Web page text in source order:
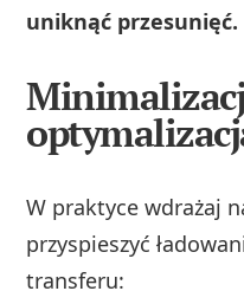
uniknąć przesunięć.
W praktyce wdrażaj
przyspieszyć
transferu: